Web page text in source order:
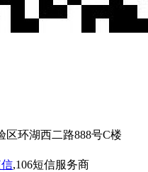
环湖西二路888号C楼
,106短信服务商